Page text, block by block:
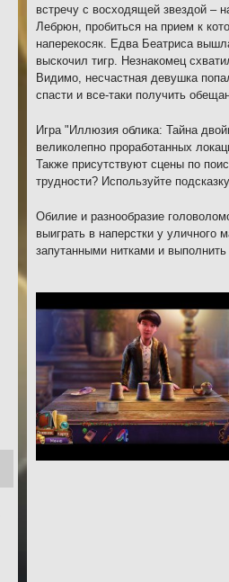
встречу с восходящей звездой –
Лебрюн, пробиться на прием к
наперекосяк. Едва Беатриса
выскочил тигр. Незнакомец
Видимо, несчастная девушка
спасти и все-таки получить
Игра "Иллюзия облика: Тайна
великолепно проработанных
Также присутствуют сцены по
трудности? Используйте
Обилие и разнообразие
выиграть в наперстки у уличного
запутанными нитками и